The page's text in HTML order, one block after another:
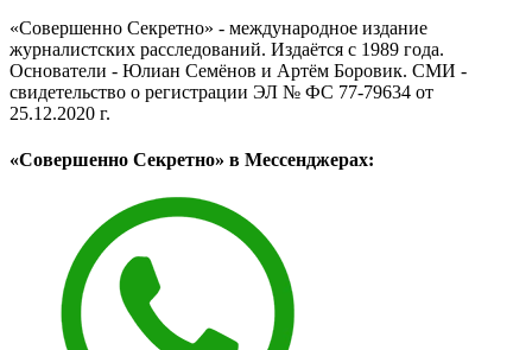
«Совершенно Секретно» - международное издание
журналистских расследований. Издаётся с 1989 года.
Основатели - Юлиан Семёнов и Артём Боровик. CМИ -
свидетельство о регистрации ЭЛ № ФС 77-79634 от
25.12.2020 г.
«Совершенно Секретно» в Мессенджерах: